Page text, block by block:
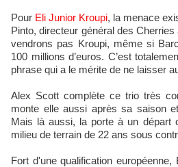
Pour Eli Junior Kroupi, la menace
Pinto, directeur général des
vendrons pas Kroupi, même si
100 millions d’euros. C’est
phrase qui a le mérite de ne laisser
Alex Scott complète ce trio très
monte elle aussi après sa saison
Mais là aussi, la porte à un départ
milieu de terrain de 22 ans sous
Fort d'une qualification